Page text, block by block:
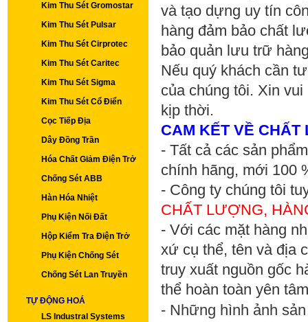
Kim Thu Sét Gromostar
Kim Thu Sét Pulsar
Kim Thu Sét Cirprotec
Kim Thu Sét Caritec
Kim Thu Sét Sigma
Kim Thu Sét Cổ Điển
Cọc Tiếp Địa
Dây Đồng Trần
Hóa Chất Giảm Điện Trở
Chống Sét ABB
Hàn Hóa Nhiệt
Phụ Kiện Nối Đất
Hộp Kiểm Tra Điện Trở
Phụ Kiện Chống Sét
Chống Sét Lan Truyền
TỰ ĐỘNG HOÁ
LS Industral Systems
và tạo dựng uy tín
hàng đảm bảo chất
bảo quản lưu trữ
Nếu quý khách cần
của chúng tôi. Xin
kịp thời.
CAM KẾT VỀ
- Tất cả các sản
chính hãng, mới 100
- Công ty chúng tôi
CHẤT LƯỢNG,
- Với các mặt hàng
xứ cụ thể, tên và địa
truy xuất nguồn gốc
thể hoàn toàn yên
- Những hình ảnh